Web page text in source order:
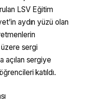
LSV Eğitim
aydın yüzü olan
üzere sergi
açılan sergiye
katıldı.